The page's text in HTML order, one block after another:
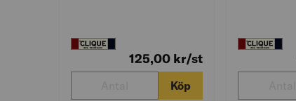
125,00 kr/st
Köp